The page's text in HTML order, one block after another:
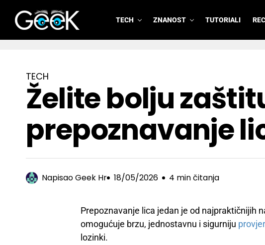
GeeK.hr
TECH ZNANOST TUTORIALI
TECH
Želite bolju
prepoznavanje
NapisaoGeek Hr 18/05/2026 4 min čitanja
Prepoznavanje lica jedan je od najpraktičnijih
omogućuje brzu, jednostavnu i sigurniju
lozinki.